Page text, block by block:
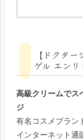
【ドクタ
ゲル エンリ
高級クリームでス
ジ
有名コスメブラン
インターネット通